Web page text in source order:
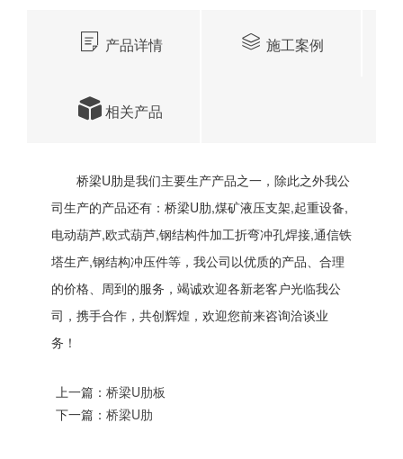
产品详情 施工案例
相关产品
桥梁U肋是我们主要生产产品之一，除此之外我公
司生产的产品还有：桥梁U肋,煤矿液压支架,起重设备,
电动葫芦,欧式葫芦,钢结构件加工折弯冲孔焊接,通信铁
塔生产,钢结构冲压件等，我公司以优质的产品、合理
的价格、周到的服务，竭诚欢迎各新老客户光临我公
司，携手合作，共创辉煌，欢迎您前来咨询洽谈业
务！
上一篇： 桥梁U肋板
下一篇： 桥梁U肋